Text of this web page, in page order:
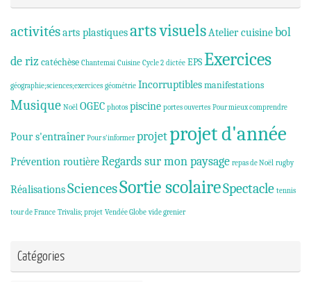
activitésarts plastiquesarts visuels Atelier cuisinebol
de riz catéchèse Chantemai Cuisine Cycle 2 dictée EPSExercices
géographie;sciences;exercices géométrie Incorruptiblesmanifestations
Musique Noël OGEC photos piscine portes ouvertes Pour mieux comprendre
Pour s'entraîner Pour s'informer projetprojet d'année
Prévention routièreRegards sur mon paysage repas de Noël rugby
RéalisationsSciencesSortie scolaireSpectacle tennis
tour de France Trivalis; projet Vendée Globe vide grenier
Catégories